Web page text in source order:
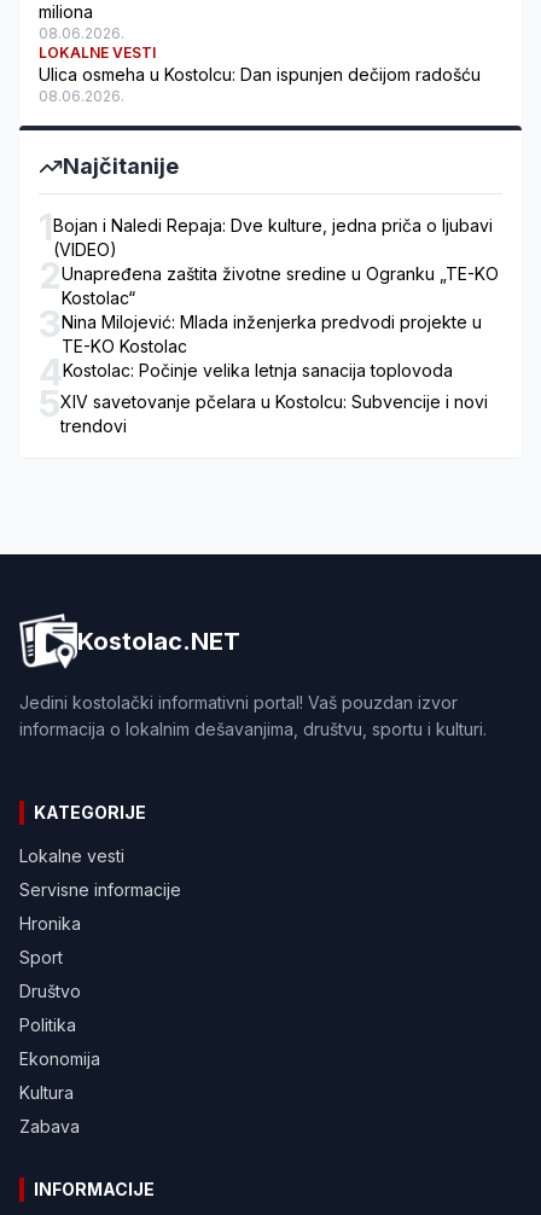
miliona
08.06.2026.
LOKALNE VESTI
Ulica osmeha u Kostolcu: Dan ispunjen dečijom radošću
08.06.2026.
Najčitanije
1Bojan i Naledi Repaja: Dve kulture, jedna priča o ljubavi
(VIDEO)
2Unapređena zaštita životne sredine u Ogranku „TE-KO
Kostolac“
3Nina Milojević: Mlada inženjerka predvodi projekte u
TE-KO Kostolac
4Kostolac: Počinje velika letnja sanacija toplovoda
5XIV savetovanje pčelara u Kostolcu: Subvencije i novi
trendovi
Kostolac.NET
Jedini kostolački informativni portal! Vaš pouzdan izvor
informacija o lokalnim dešavanjima, društvu, sportu i kulturi.
KATEGORIJE
Lokalne vesti
Servisne informacije
Hronika
Sport
Društvo
Politika
Ekonomija
Kultura
Zabava
INFORMACIJE